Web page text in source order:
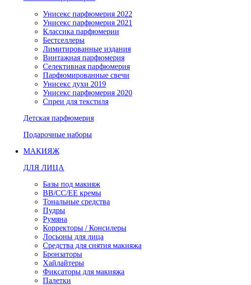
Унисекс парфюмерия 2022
Унисекс парфюмерия 2021
Классика парфюмерии
Бестселлеры
Лимитированные издания
Винтажная парфюмерия
Селективная парфюмерия
Парфюмированные свечи
Унисекс духи 2019
Унисекс парфюмерия 2020
Спреи для текстиля
Детская парфюмерия
Подарочные наборы
МАКИЯЖ
ДЛЯ ЛИЦА
Базы под макияж
BB/CC/EE кремы
Тональные средства
Пудры
Румяна
Корректоры / Консилеры
Лосьоны для лица
Средства для снятия макияжа
Бронзаторы
Хайлайтеры
Фиксаторы для макияжа
Палетки